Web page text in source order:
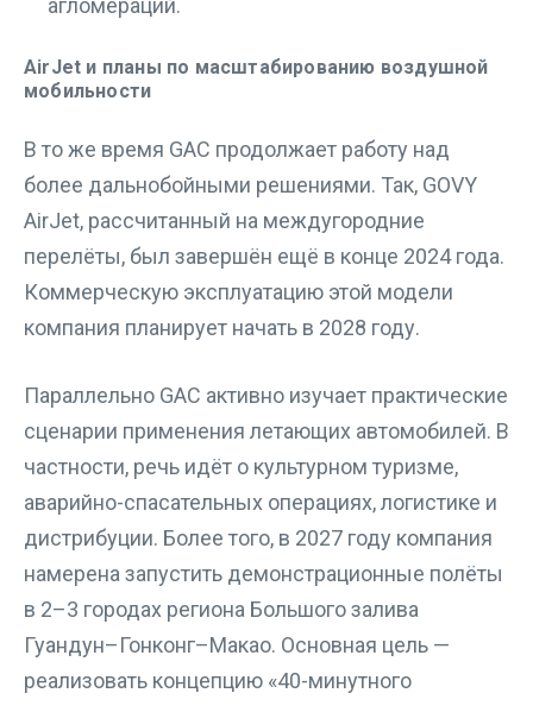
агломераций.
AirJet и планы по масштабированию воздушной
мобильности
В то же время GAC продолжает работу над
более дальнобойными решениями. Так, GOVY
AirJet, рассчитанный на междугородние
перелёты, был завершён ещё в конце 2024 года.
Коммерческую эксплуатацию этой модели
компания планирует начать в 2028 году.
Параллельно GAC активно изучает практические
сценарии применения летающих автомобилей. В
частности, речь идёт о культурном туризме,
аварийно-спасательных операциях, логистике и
дистрибуции. Более того, в 2027 году компания
намерена запустить демонстрационные полёты
в 2–3 городах региона Большого залива
Гуандун–Гонконг–Макао. Основная цель —
реализовать концепцию «40-минутного